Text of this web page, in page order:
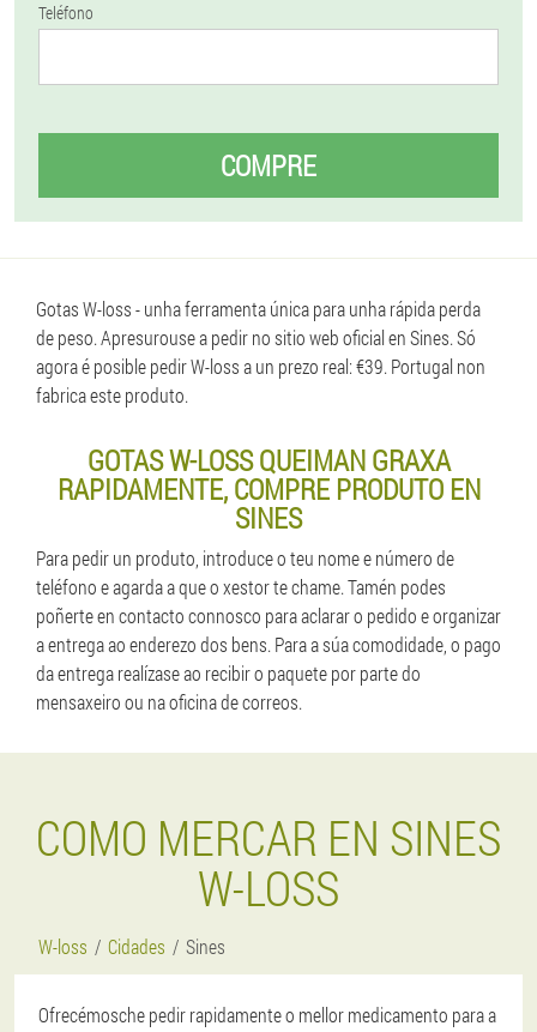
Teléfono
COMPRE
Gotas W-loss - unha ferramenta única para unha rápida perda
de peso. Apresurouse a pedir no sitio web oficial en Sines. Só
agora é posible pedir W-loss a un prezo real: €39. Portugal non
fabrica este produto.
GOTAS W-LOSS QUEIMAN GRAXA
RAPIDAMENTE, COMPRE PRODUTO EN
SINES
Para pedir un produto, introduce o teu nome e número de
teléfono e agarda a que o xestor te chame. Tamén podes
poñerte en contacto connosco para aclarar o pedido e organizar
a entrega ao enderezo dos bens. Para a súa comodidade, o pago
da entrega realízase ao recibir o paquete por parte do
mensaxeiro ou na oficina de correos.
COMO MERCAR EN SINES
W-LOSS
W-loss Cidades Sines
Ofrecémosche pedir rapidamente o mellor medicamento para a